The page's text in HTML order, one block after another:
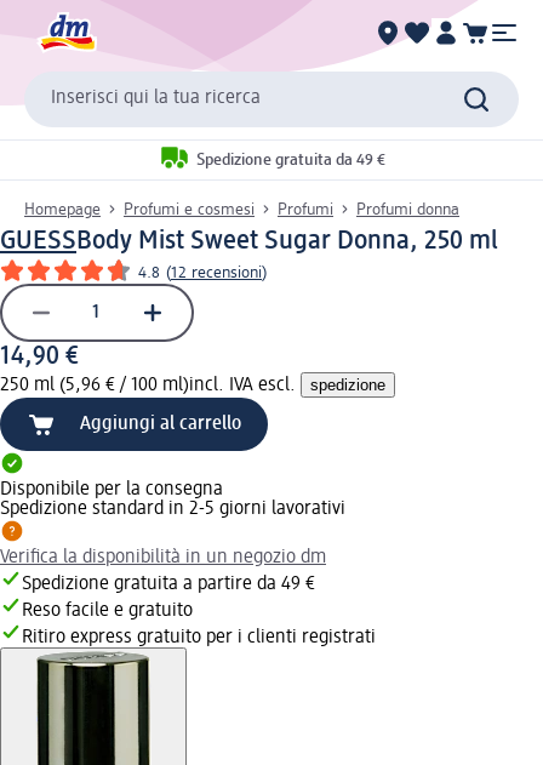
Inserisci qui la tua ricerca
Spedizione gratuita da 49 €
Homepage Profumi e cosmesi Profumi Profumi donna
GUESSBody Mist Sweet Sugar Donna, 250 ml
4.8 (12 recensioni)
14,90 €
250 ml (5,96 € / 100 ml)incl. IVA escl. spedizione
Aggiungi al carrello
Disponibile per la consegna
Spedizione standard in 2-5 giorni lavorativi
Verifica la disponibilità in un negozio dm
Spedizione gratuita a partire da 49 €
Reso facile e gratuito
Ritiro express gratuito per i clienti registrati